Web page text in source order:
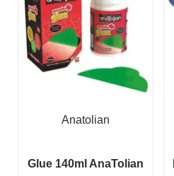
Anatolian
Glue 140ml AnaTolian